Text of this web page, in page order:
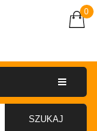
0
SZUKAJ